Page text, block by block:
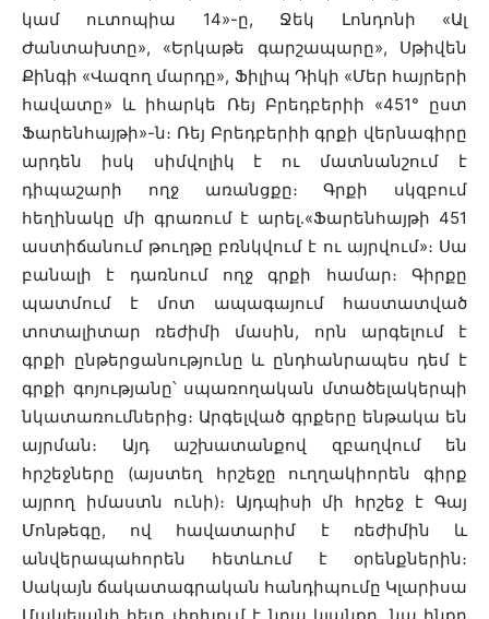
կամ ուտոպիա 14»-ը, Ջեկ Լոնդոնի «Ալ
Ժանտախտը», «Երկաթե գարշապարը», Սթիվեն
Քինգի «Վազող մարդը», Ֆիլիպ Դիկի «Մեր հայրերի
հավատը» և իհարկե Ռեյ Բրեդբերիի «451° ըստ
Ֆարենհայթի»-ն։ Ռեյ Բրեդբերիի գրքի վերնագիրը
արդեն իսկ սիմվոլիկ է ու մատնանշում է
դիպաշարի ողջ առանցքը։ Գրքի սկզբում
հեղինակը մի գրառում է արել․«Ֆարենհայթի 451
աստիճանում թուղթը բռնկվում է ու այրվում»։ Սա
բանալի է դառնում ողջ գրքի համար։ Գիրքը
պատմում է մոտ ապագայում հաստատված
տոտալիտար ռեժիմի մասին, որն արգելում է
գրքի ընթերցանությունը և ընդհանրապես դեմ է
գրքի գոյությանը՝ սպառողական մտածելակերպի
նկատառումներից։ Արգելված գրքերը ենթակա են
այրման։ Այդ աշխատանքով զբաղվում են
հրշեջները (այստեղ հրշեջը ուղղակիորեն գիրք
այրող իմաստն ունի)։ Այդպիսի մի հրշեջ է Գայ
Մոնթեգը, ով հավատարիմ է ռեժիմին և
անվերապահորեն հետևում է օրենքներին։
Սակայն ճակատագրական հանդիպումը Կլարիսա